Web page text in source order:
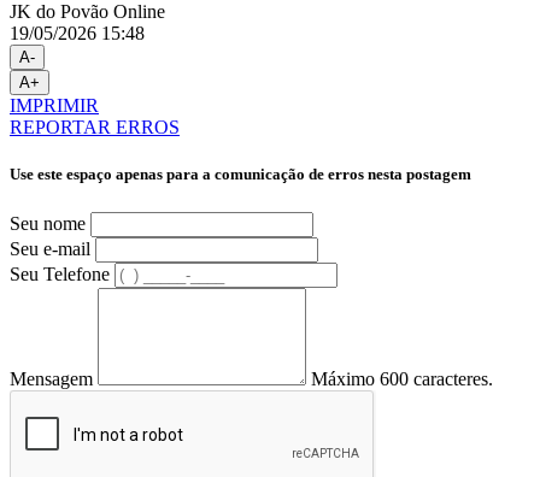
JK do Povão Online
19/05/2026 15:48
A-
A+
IMPRIMIR
REPORTAR ERROS
Use este espaço apenas para a comunicação de erros nesta postagem
Seu nome
Seu e-mail
Seu Telefone
Mensagem Máximo 600 caracteres.